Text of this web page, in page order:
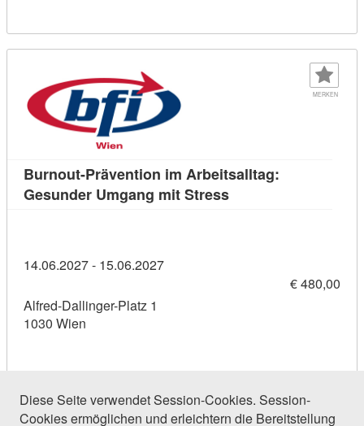
MERKEN
Burnout-Prävention im Arbeitsalltag:
Gesunder Umgang mit StressKursdetail: Burnout-
14.06.2027 - 15.06.2027
€ 480,00
Alfred-Dallinger-Platz 1
1030 Wien
Diese Seite verwendet Session-Cookies. Session-
Cookies ermöglichen und erleichtern die Bereitstellung